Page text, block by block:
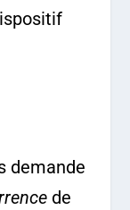
demande
de